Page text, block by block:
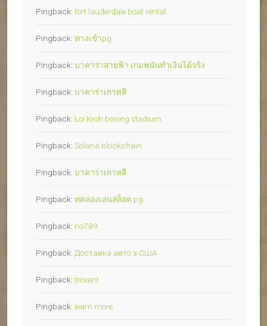
Pingback: fort lauderdale boat rental
Pingback: ทางเข้าpg
Pingback: บาคาร่าสายฟ้า เกมพนันทำเงินได้จริง
Pingback: บาคาร่าเกาหลี
Pingback: Loi Kroh boxing stadium
Pingback: Solana blockchain
Pingback: บาคาร่าเกาหลี
Pingback: ทดลองเล่นสล็อต pg
Pingback: no789
Pingback: Доставка авто з США
Pingback:trovent
Pingback: learn more